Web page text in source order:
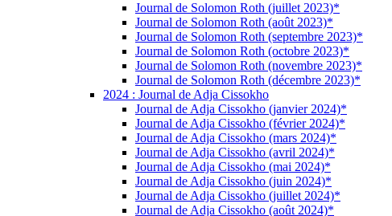
Journal de Solomon Roth (juillet 2023)*
Journal de Solomon Roth (août 2023)*
Journal de Solomon Roth (septembre 2023)*
Journal de Solomon Roth (octobre 2023)*
Journal de Solomon Roth (novembre 2023)*
Journal de Solomon Roth (décembre 2023)*
2024 : Journal de Adja Cissokho
Journal de Adja Cissokho (janvier 2024)*
Journal de Adja Cissokho (février 2024)*
Journal de Adja Cissokho (mars 2024)*
Journal de Adja Cissokho (avril 2024)*
Journal de Adja Cissokho (mai 2024)*
Journal de Adja Cissokho (juin 2024)*
Journal de Adja Cissokho (juillet 2024)*
Journal de Adja Cissokho (août 2024)*